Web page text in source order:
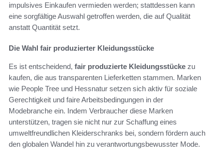
impulsives Einkaufen vermieden werden; stattdessen kann
eine sorgfältige Auswahl getroffen werden, die auf Qualität
anstatt Quantität setzt.
Die Wahl fair produzierter Kleidungsstücke
Es ist entscheidend, fair produzierte Kleidungsstücke zu
kaufen, die aus transparenten Lieferketten stammen. Marken
wie People Tree und Hessnatur setzen sich aktiv für soziale
Gerechtigkeit und faire Arbeitsbedingungen in der
Modebranche ein. Indem Verbraucher diese Marken
unterstützen, tragen sie nicht nur zur Schaffung eines
umweltfreundlichen Kleiderschranks bei, sondern fördern auch
den globalen Wandel hin zu verantwortungsbewusster Mode.